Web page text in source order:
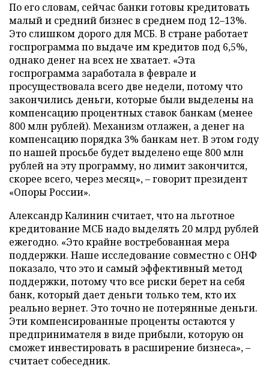
По его словам, сейчас банки готовы кредитовать
малый и средний бизнес в среднем под 12–13%.
Это слишком дорого для МСБ. В стране работает
госпрограмма по выдаче им кредитов под 6,5%,
однако денег на всех не хватает. «Эта
госпрограмма заработала в феврале и
просуществовала всего две недели, потому что
закончились деньги, которые были выделены на
компенсацию процентных ставок банкам (менее
800 млн рублей). Механизм отлажен, а денег на
компенсацию порядка 3% банкам нет. В этом году
по нашей просьбе будет выделено еще 800 млн
рублей на эту программу, но лимит закончится,
скорее всего, через месяц», – говорит президент
«Опоры России».
Александр Калинин считает, что на льготное
кредитование МСБ надо выделять 20 млрд рублей
ежегодно. «Это крайне востребованная мера
поддержки. Наше исследование совместно с ОНФ
показало, что это и самый эффективный метод
поддержки, потому что все риски берет на себя
банк, который дает деньги только тем, кто их
реально вернет. Это точно не потерянные деньги.
Эти компенсированные проценты остаются у
предпринимателя в виде прибыли, которую он
сможет инвестировать в расширение бизнеса», –
считает собеседник.